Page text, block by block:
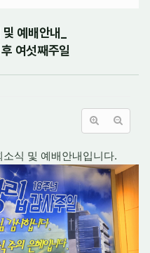
예배안내_
여섯째주일
식 및 예배안내입니다.